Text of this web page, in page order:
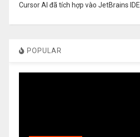
Cursor AI đã tích hợp vào JetBrains IDE
POPULAR